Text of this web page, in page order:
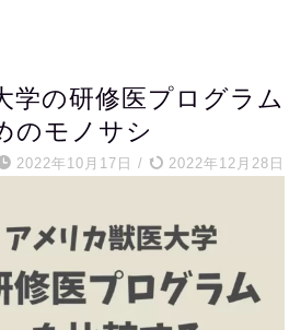
学の研修医プログラム
のモノサシ
2022年10月17日 / 2022年12月28日